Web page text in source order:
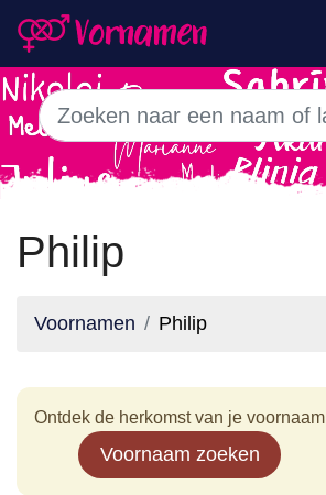
Philip
Voornamen Philip
Ontdek de herkomst van je voornaam
Voornaam zoeken